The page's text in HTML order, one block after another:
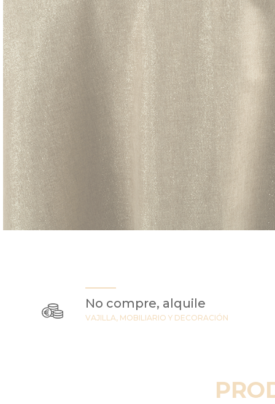
No compre, alquile
VAJILLA, MOBILIARIO Y DECORACIÓN